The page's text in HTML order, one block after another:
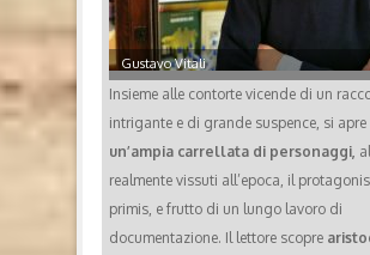
Gustavo Vitali
Insieme alle contorte vicende di un
intrigante e di grande suspence, si apre
un’ampia carrellata di personaggi,
realmente vissuti all’epoca, il
primis, e frutto di un lungo lavoro di
documentazione. Il lettore scopre